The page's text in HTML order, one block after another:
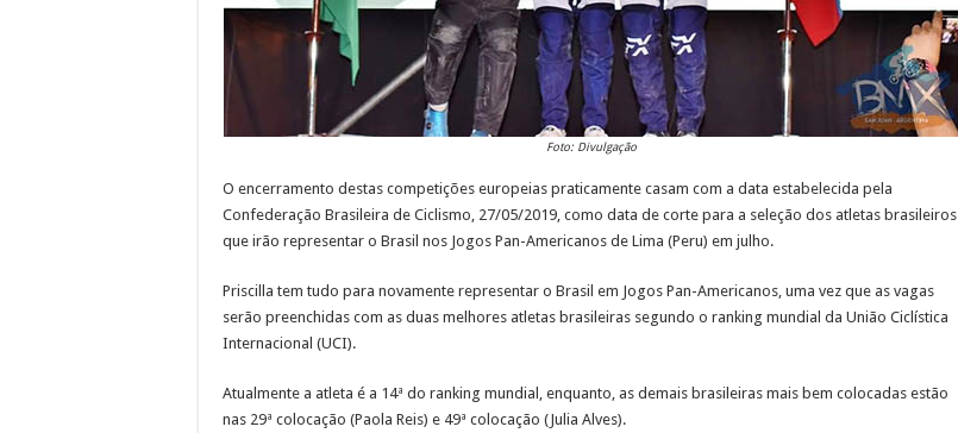
Foto: Divulgação
O encerramento destas competições europeias praticamente casam com a data estabelecida pela
Confederação Brasileira de Ciclismo, 27/05/2019, como data de corte para a seleção dos atletas brasileiros
que irão representar o Brasil nos Jogos Pan-Americanos de Lima (Peru) em julho.
Priscilla tem tudo para novamente representar o Brasil em Jogos Pan-Americanos, uma vez que as vagas
serão preenchidas com as duas melhores atletas brasileiras segundo o ranking mundial da União Ciclística
Internacional (UCI).
Atualmente a atleta é a 14ª do ranking mundial, enquanto, as demais brasileiras mais bem colocadas estão
nas 29ª colocação (Paola Reis) e 49ª colocação (Julia Alves).